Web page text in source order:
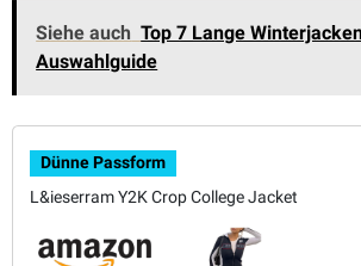
Siehe auch Top 7 Lange
Auswahlguide
Dünne Passform
L&ieserram Y2K Crop College Jacket